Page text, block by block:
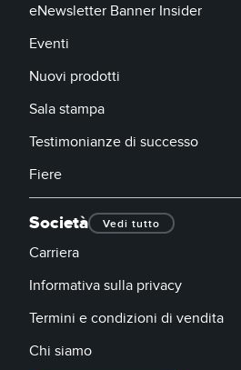
eNewsletter Banner Insider
Eventi
Nuovi prodotti
Sala stampa
Testimonianze di successo
Fiere
Società Vedi tutto
Carriera
Informativa sulla privacy
Termini e condizioni di vendita
Chi siamo